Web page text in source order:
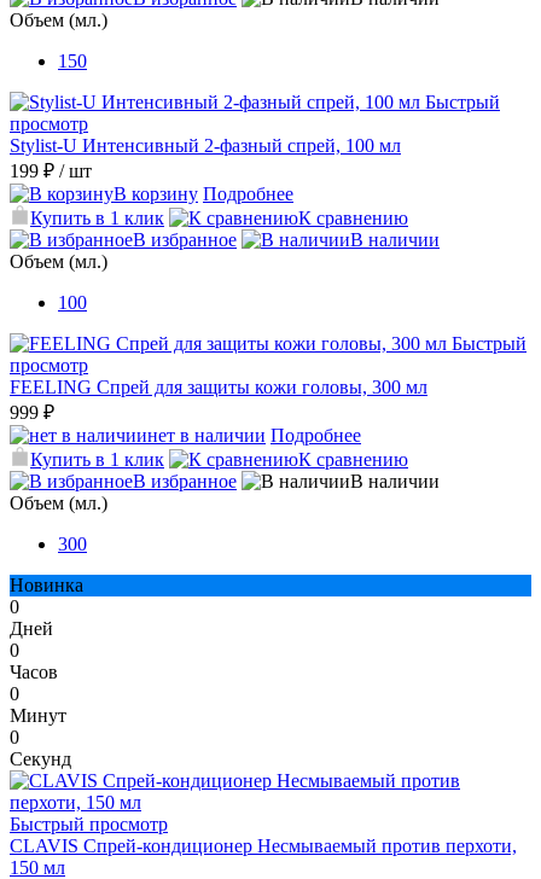
Объем (мл.)
150
Быстрый
просмотр
Stylist-U Интенсивный 2-фазный спрей, 100 мл
199 ₽ / шт
В корзину Подробнее
Купить в 1 клик
К сравнению
В избранное
В наличии
Объем (мл.)
100
Быстрый
просмотр
FEELING Спрей для защиты кожи головы, 300 мл
999 ₽
нет в наличии Подробнее
Купить в 1 клик
К сравнению
В избранное
В наличии
Объем (мл.)
300
Новинка
0
Дней
0
Часов
0
Минут
0
Секунд
Быстрый просмотр
CLAVIS Спрей-кондиционер Несмываемый против перхоти,
150 мл